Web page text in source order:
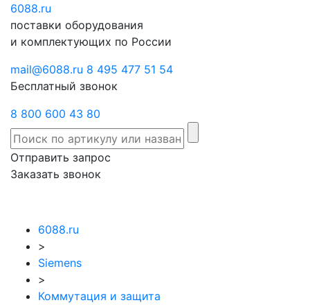
6088.ru
поставки оборудования
и комплектующих по России
mail@6088.ru 8 495 477 51 54
Бесплатный звонок
8 800 600 43 80
Отправить запрос
Заказать звонок
6088.ru
>
Siemens
>
Коммутация и защита
Отправить
запрос
звонок